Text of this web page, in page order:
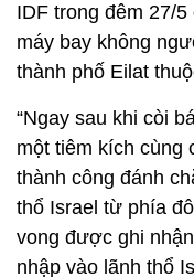
IDF trong đêm 27/
máy bay không
thành phố Eilat
“Ngay sau khi còi
một tiêm kích cùng
thành công đánh
thổ Israel từ phía
vong được ghi
nhập vào lãnh thổ